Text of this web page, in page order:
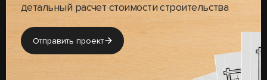
детальный расчет стоимости строительства
Отправить проект